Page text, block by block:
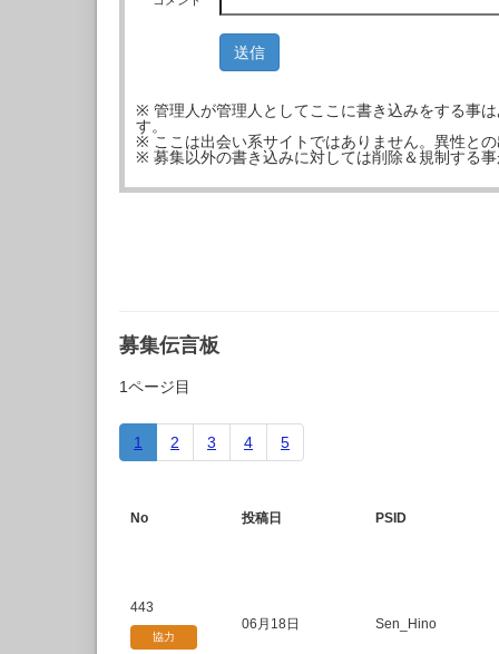
※ 管理人が管理人としてここに書き込みをする事
す。
※ ここは出会い系サイトではありません。異性と
※ 募集以外の書き込みに対しては削除＆規制する
募集伝言板
1ページ目
1 2 3 4 5
No 投稿日 PSID
443
協力
06月18日 Sen_Hino